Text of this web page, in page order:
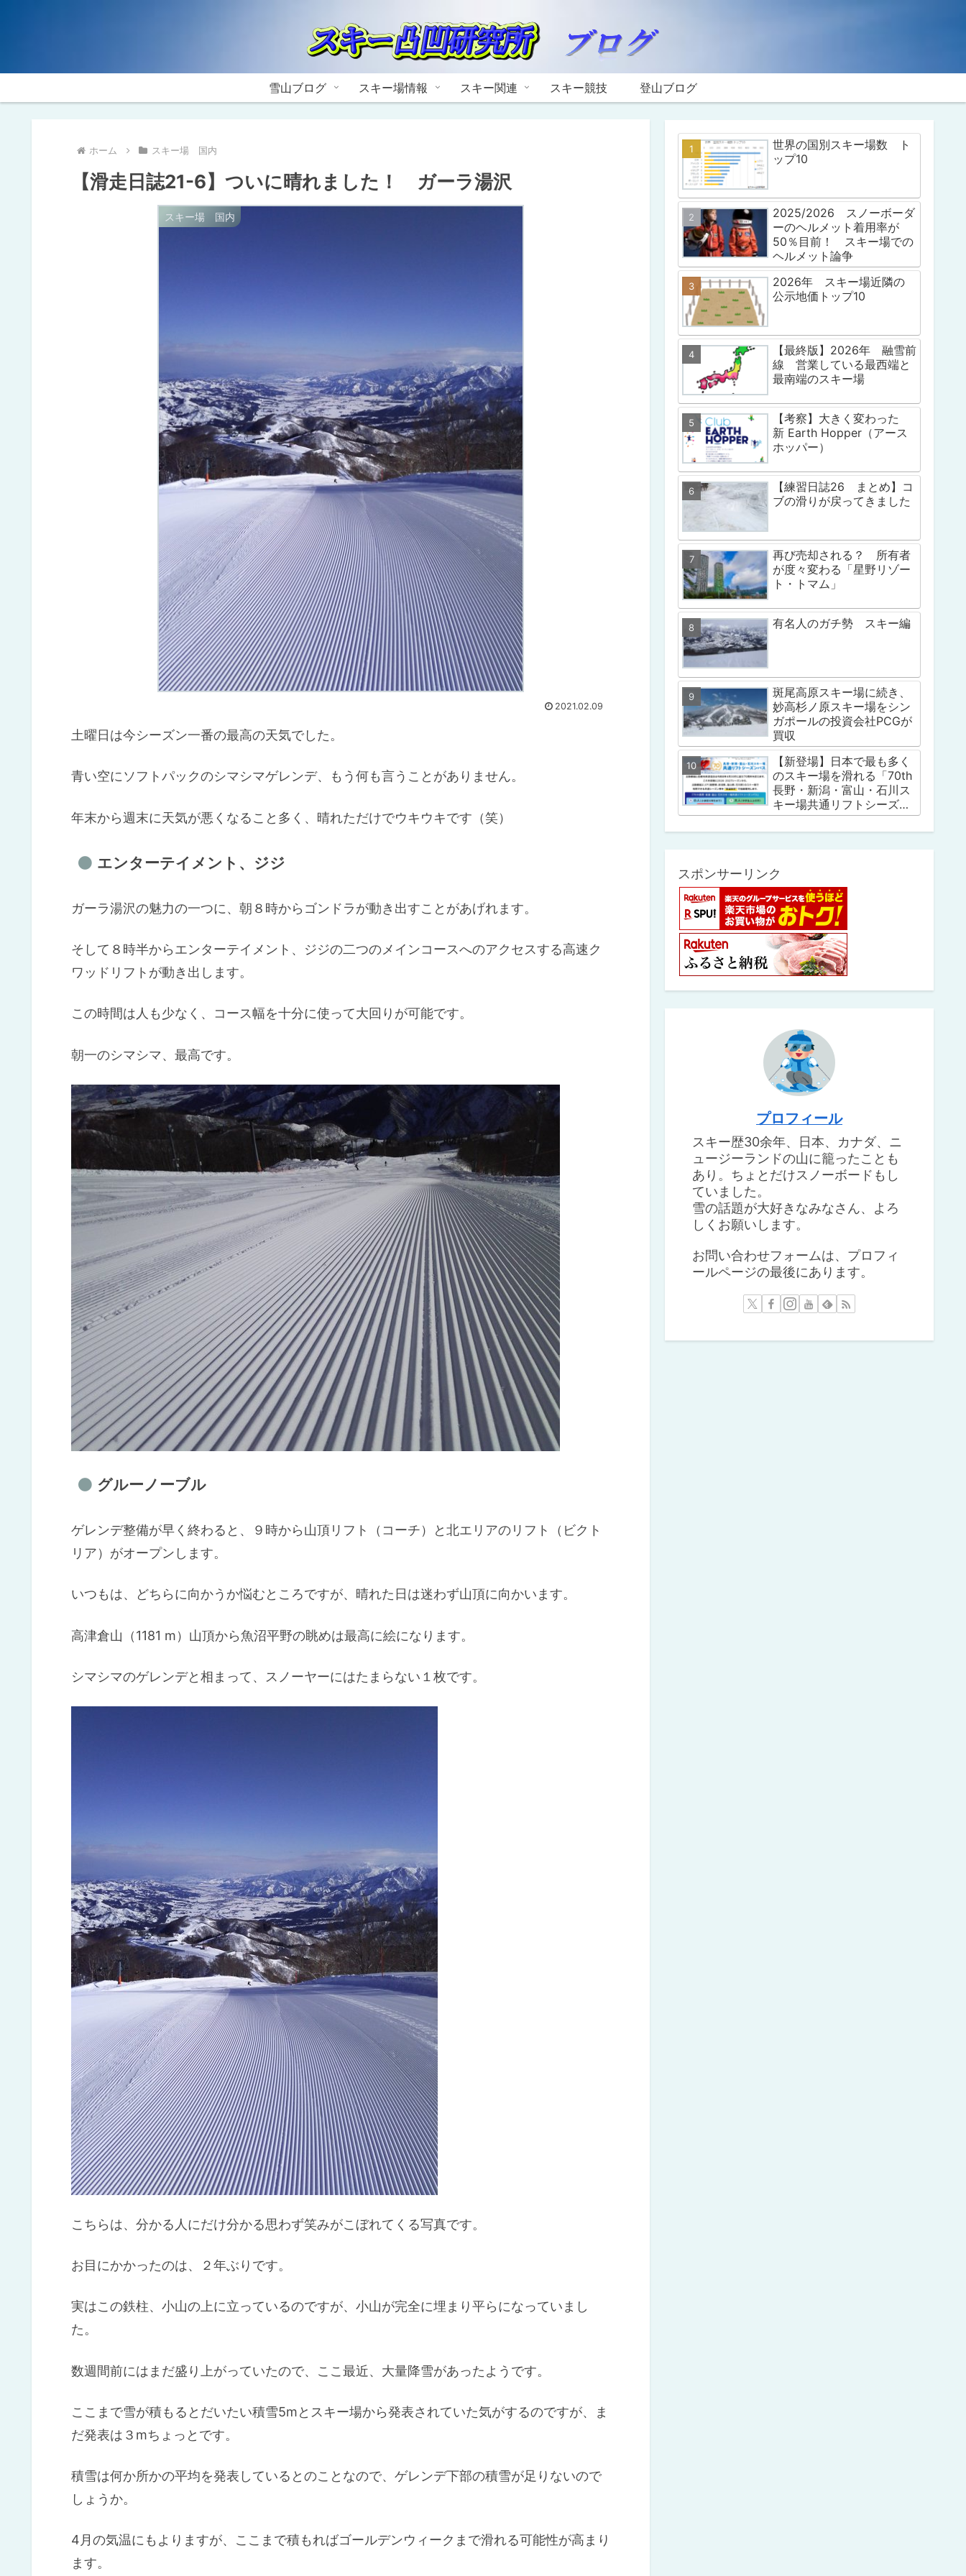
雪山ブログ スキー場情報 スキー関連 スキー競技 登山ブログ
ホーム スキー場 国内
【滑走日誌21-6】ついに晴れました！ ガーラ湯沢
スキー場 国内
2021.02.09
土曜日は今シーズン一番の最高の天気でした。
青い空にソフトパックのシマシマゲレンデ、もう何も言うことがありません。
年末から週末に天気が悪くなること多く、晴れただけでウキウキです（笑）
エンターテイメント、ジジ
ガーラ湯沢の魅力の一つに、朝８時からゴンドラが動き出すことがあげれます。
そして８時半からエンターテイメント、ジジの二つのメインコースへのアクセスする高速ク
ワッドリフトが動き出します。
この時間は人も少なく、コース幅を十分に使って大回りが可能です。
朝一のシマシマ、最高です。
グルーノーブル
ゲレンデ整備が早く終わると、９時から山頂リフト（コーチ）と北エリアのリフト（ビクト
リア）がオープンします。
いつもは、どちらに向かうか悩むところですが、晴れた日は迷わず山頂に向かいます。
高津倉山（1181 m）山頂から魚沼平野の眺めは最高に絵になります。
シマシマのゲレンデと相まって、スノーヤーにはたまらない１枚です。
こちらは、分かる人にだけ分かる思わず笑みがこぼれてくる写真です。
お目にかかったのは、２年ぶりです。
実はこの鉄柱、小山の上に立っているのですが、小山が完全に埋まり平らになっていまし
た。
数週間前にはまだ盛り上がっていたので、ここ最近、大量降雪があったようです。
ここまで雪が積もるとだいたい積雪5mとスキー場から発表されていた気がするのですが、ま
だ発表は３mちょっとです。
積雪は何か所かの平均を発表しているとのことなので、ゲレンデ下部の積雪が足りないので
しょうか。
4月の気温にもよりますが、ここまで積もればゴールデンウィークまで滑れる可能性が高まり
ます。
世界の国別スキー場数 ト
ップ10
2025/2026 スノーボーダ
ーのヘルメット着用率が
50％目前！ スキー場での
ヘルメット論争
2026年 スキー場近隣の
公示地価トップ10
【最終版】2026年 融雪前
線 営業している最西端と
最南端のスキー場
【考察】大きく変わった
新 Earth Hopper（アース
ホッパー）
【練習日誌26 まとめ】コ
ブの滑りが戻ってきました
再び売却される？ 所有者
が度々変わる「星野リゾー
ト・トマム」
有名人のガチ勢 スキー編
斑尾高原スキー場に続き、
妙高杉ノ原スキー場をシン
ガポールの投資会社PCGが
買収
【新登場】日本で最も多く
のスキー場を滑れる「70th
長野・新潟・富山・石川ス
キー場共通リフトシーズン
パス」
スポンサーリンク
プロフィール
スキー歴30余年、日本、カナダ、ニ
ュージーランドの山に籠ったことも
あり。ちょとだけスノーボードもし
ていました。
雪の話題が大好きなみなさん、よろ
しくお願いします。
お問い合わせフォームは、プロフィ
ールページの最後にあります。